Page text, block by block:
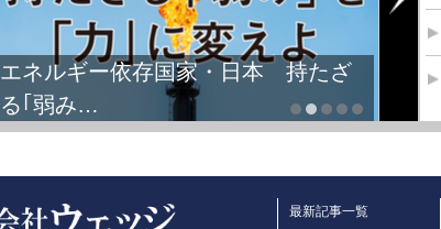
エネルギー依存国家・日本 持たざ
る｢弱み…
最新記事一覧